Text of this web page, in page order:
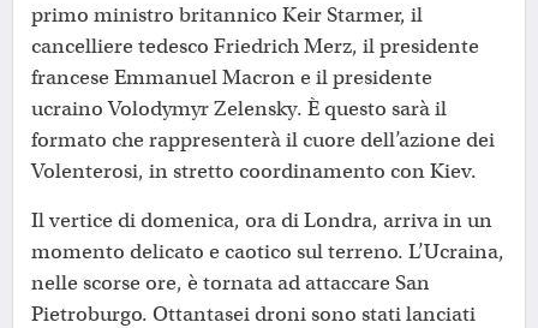
primo ministro britannico Keir Starmer, il
cancelliere tedesco Friedrich Merz, il presidente
francese Emmanuel Macron e il presidente
ucraino Volodymyr Zelensky. È questo sarà il
formato che rappresenterà il cuore dell’azione dei
Volenterosi, in stretto coordinamento con Kiev.
Il vertice di domenica, ora di Londra, arriva in un
momento delicato e caotico sul terreno. L’Ucraina,
nelle scorse ore, è tornata ad attaccare San
Pietroburgo. Ottantasei droni sono stati lanciati